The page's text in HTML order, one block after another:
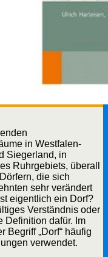
in Westfalen-
Siegerland, in
Ruhrgebiets, überall
die sich
sehr verändert
eigentlich ein Dorf?
Verständnis oder
Definition dafür. Im
Begriff „Dorf“ häufig
verwendet.